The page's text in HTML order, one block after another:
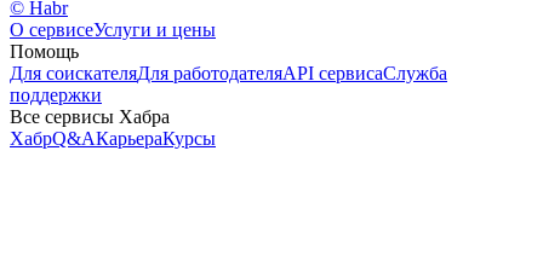
© Habr
О сервисеУслуги и цены
Помощь
Для соискателяДля работодателяAPI сервисаСлужба
поддержки
Все сервисы Хабра
ХабрQ&AКарьераКурсы